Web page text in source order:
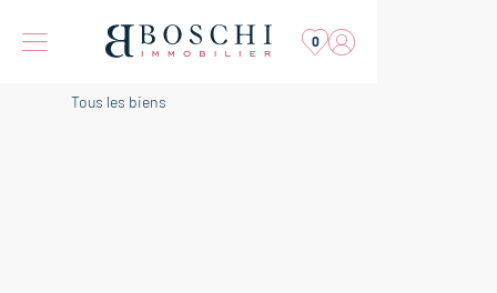
0
Tous les biens